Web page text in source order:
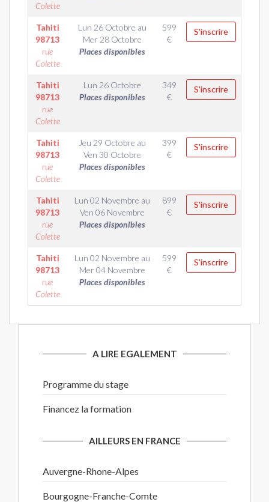
Colette
Tahiti
98713
rue
Colette
Lun 26 Octobre au
Mer 28 Octobre
Places disponibles
599
€
S'inscrire
Tahiti
98713
rue
Colette
Lun 26 Octobre
Places disponibles
349
€
S'inscrire
Tahiti
98713
rue
Colette
Jeu 29 Octobre au
Ven 30 Octobre
Places disponibles
399
€
S'inscrire
Tahiti
98713
rue
Colette
Lun 02 Novembre au
Ven 06 Novembre
Places disponibles
899
€
S'inscrire
Tahiti
98713
rue
Colette
Lun 02 Novembre au
Mer 04 Novembre
Places disponibles
599
€
S'inscrire
A LIRE EGALEMENT
Programme du stage
Financez la formation
AILLEURS EN FRANCE
Auvergne-Rhone-Alpes
Bourgogne-Franche-Comte